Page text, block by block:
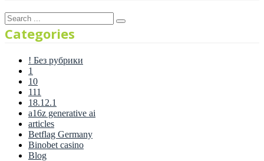
Categories
! Без рубрики
1
10
111
18.12.1
a16z generative ai
articles
Betflag Germany
Binobet casino
Blog